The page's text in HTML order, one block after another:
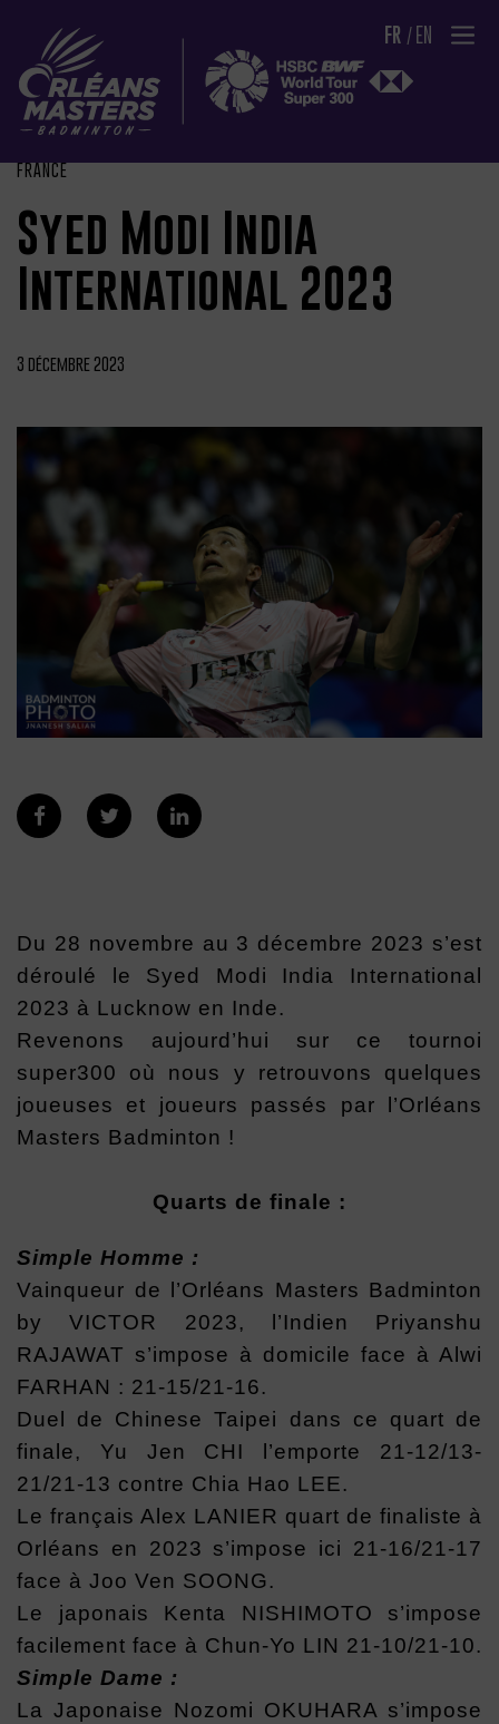
FR EN
FRANCE
Syed Modi India
International 2023
3 décembre 2023
Du 28 novembre au 3 décembre 2023 s’est
déroulé le Syed Modi India International
2023 à Lucknow en Inde.
Revenons aujourd’hui sur ce tournoi
super300 où nous y retrouvons quelques
joueuses et joueurs passés par l’Orléans
Masters Badminton !
Quarts de finale :
Simple Homme :
Vainqueur de l’Orléans Masters Badminton
by VICTOR 2023, l’Indien Priyanshu
RAJAWAT s’impose à domicile face à Alwi
FARHAN : 21-15/21-16.
Duel de Chinese Taipei dans ce quart de
finale, Yu Jen CHI l’emporte 21-12/13-
21/21-13 contre Chia Hao LEE.
Le français Alex LANIER quart de finaliste à
Orléans en 2023 s’impose ici 21-16/21-17
face à Joo Ven SOONG.
Le japonais Kenta NISHIMOTO s’impose
facilement face à Chun-Yo LIN 21-10/21-10.
Simple Dame :
La Japonaise Nozomi OKUHARA s’impose